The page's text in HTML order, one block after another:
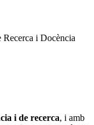
Recerca i Docència
i de recerca, i amb